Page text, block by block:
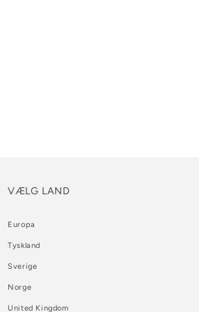
VÆLG LAND
Europa
Tyskland
Sverige
Norge
United Kingdom